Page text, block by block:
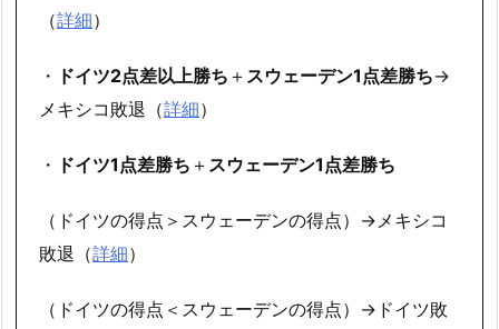
（詳細）
・ ドイツ2点差以上勝ち ＋ スウェーデン1点差勝ち→
メキシコ敗退（詳細）
・ ドイツ1点差勝ち ＋ スウェーデン1点差勝ち
（ドイツの得点＞スウェーデンの得点）→メキシコ
敗退（詳細）
（ドイツの得点＜スウェーデンの得点）→ドイツ敗